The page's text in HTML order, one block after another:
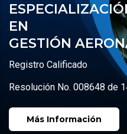
EN
GESTIÓN
Registro Calificado
Resolución No. 008648 de
Más Información